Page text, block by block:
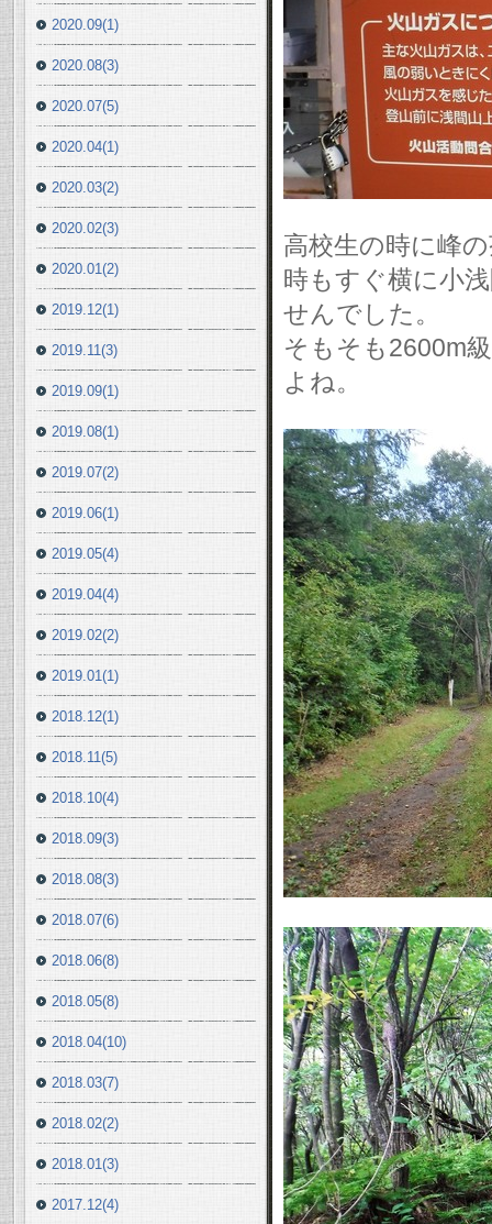
高校生の時に峰
時もすぐ横に小
せんでした。
そもそも2600m
よね。
2020.09(1)
2020.08(3)
2020.07(5)
2020.04(1)
2020.03(2)
2020.02(3)
2020.01(2)
2019.12(1)
2019.11(3)
2019.09(1)
2019.08(1)
2019.07(2)
2019.06(1)
2019.05(4)
2019.04(4)
2019.02(2)
2019.01(1)
2018.12(1)
2018.11(5)
2018.10(4)
2018.09(3)
2018.08(3)
2018.07(6)
2018.06(8)
2018.05(8)
2018.04(10)
2018.03(7)
2018.02(2)
2018.01(3)
2017.12(4)